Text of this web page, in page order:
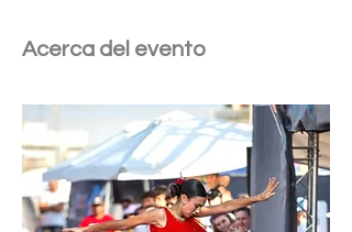
Acerca del evento